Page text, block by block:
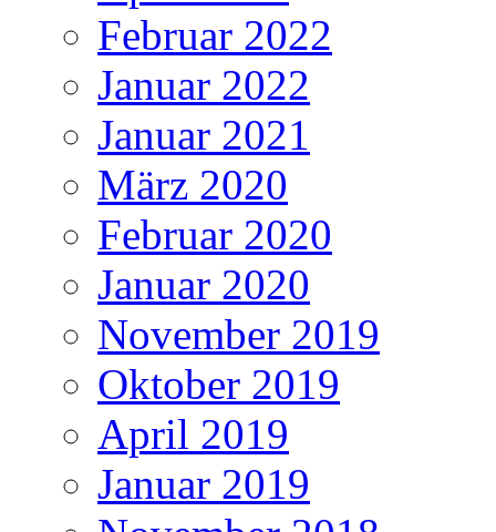
Februar 2022
Januar 2022
Januar 2021
März 2020
Februar 2020
Januar 2020
November 2019
Oktober 2019
April 2019
Januar 2019